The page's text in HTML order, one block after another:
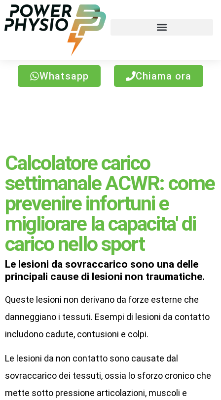
Chiama ora
Whatsapp
Calcolatore carico
settimanale ACWR: come
prevenire infortuni e
migliorare la capacita' di
carico nello sport
Le lesioni da sovraccarico sono una delle
principali cause di lesioni non traumatiche.
Queste lesioni non derivano da forze esterne che
danneggiano i tessuti. Esempi di lesioni da contatto
includono cadute, contusioni e colpi.
Le lesioni da non contatto sono causate dal
sovraccarico dei tessuti, ossia lo sforzo cronico che
mette sotto pressione articolazioni, muscoli e